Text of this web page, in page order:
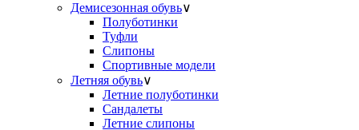
Демисезонная обувь∨
Полуботинки
Туфли
Слипоны
Спортивные модели
Летняя обувь∨
Летние полуботинки
Сандалеты
Летние слипоны